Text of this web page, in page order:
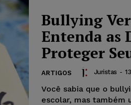
Bullying
Entenda as
Proteger
ARTIGOS Juristas -
Você sabia que o
escolar, mas também